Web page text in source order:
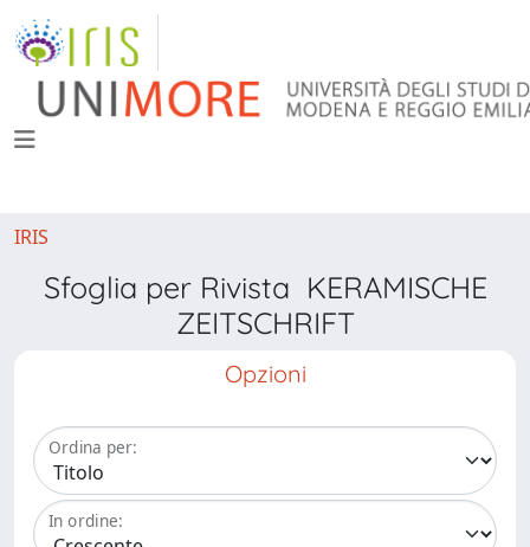
IRIS
Sfoglia per Rivista KERAMISCHE
ZEITSCHRIFT
Opzioni
Ordina per:
In ordine: